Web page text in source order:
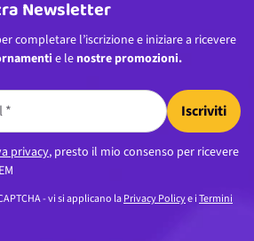
Newsletter
completare l’iscrizione e iniziare a ricevere
e le nostre promozioni.
Iscriviti
privacy, presto il mio consenso per ricevere
- vi si applicano laPrivacy Policye iTermini